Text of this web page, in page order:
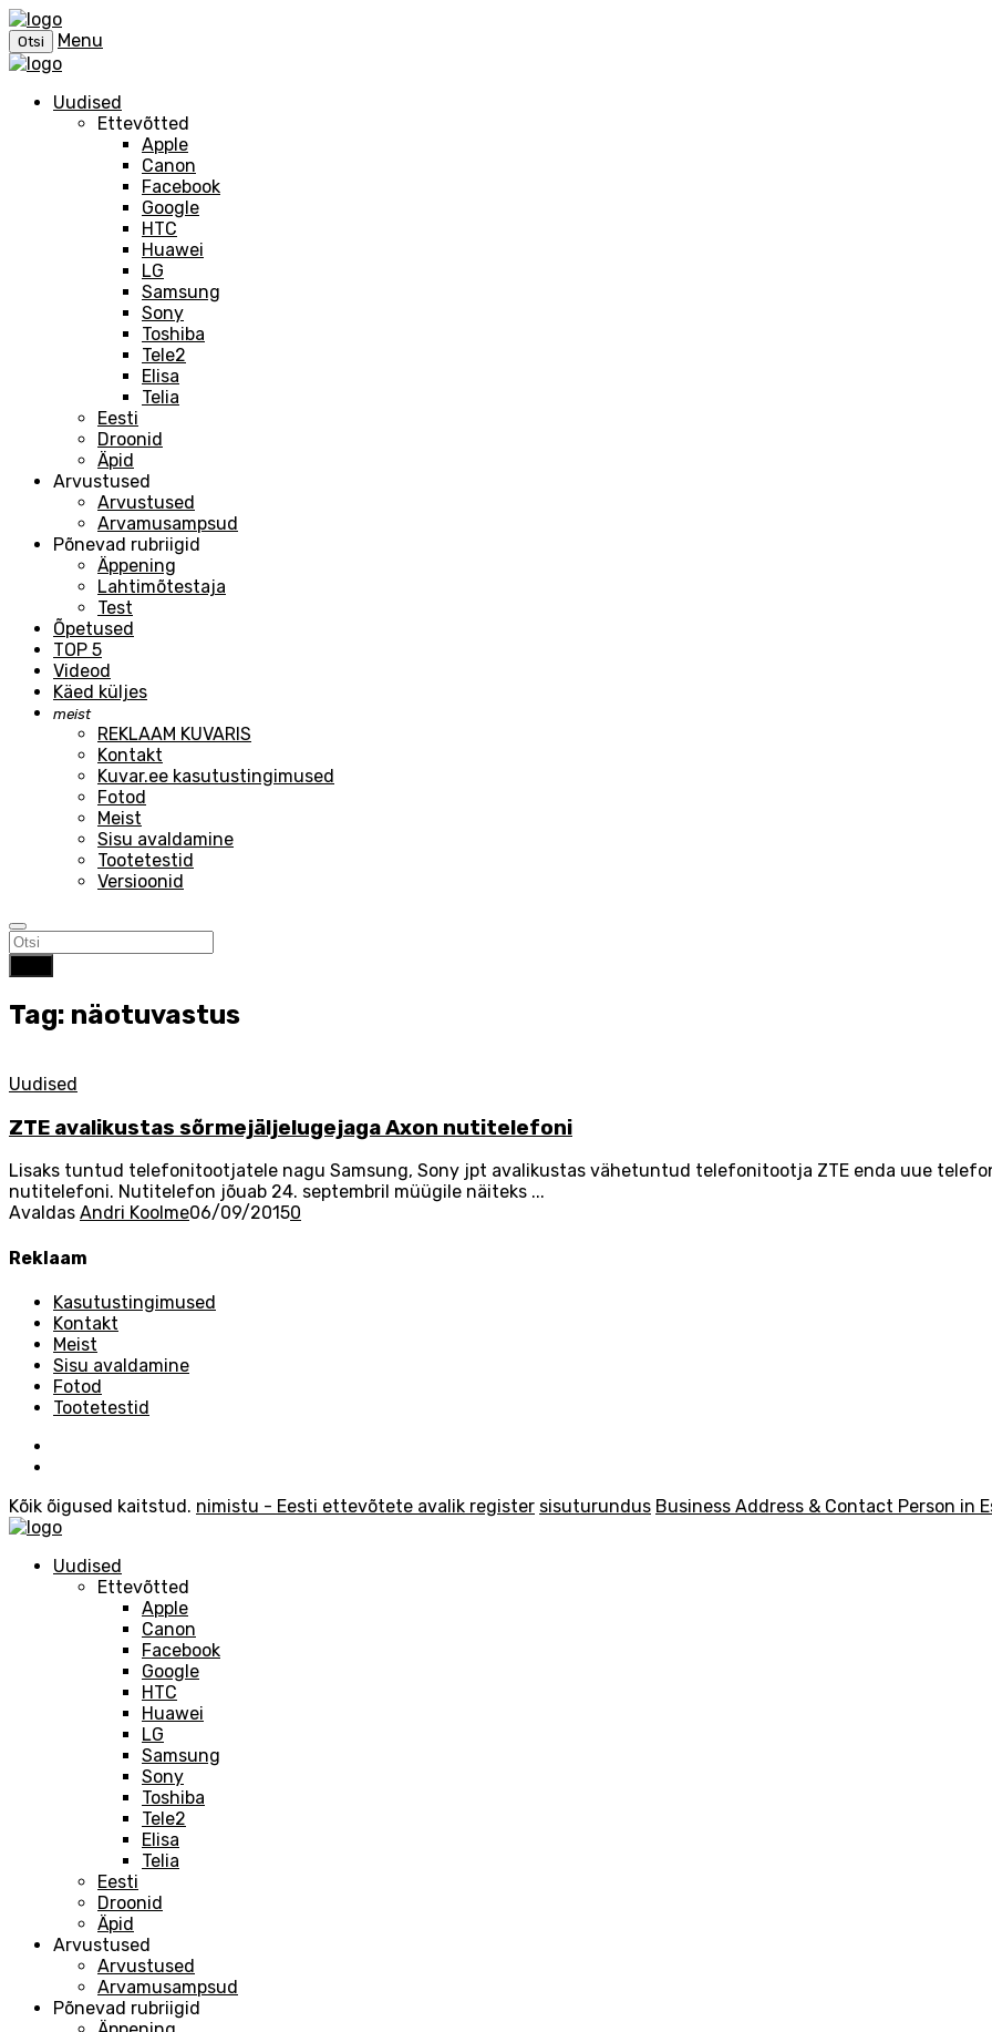
Otsi Menu
Uudised
Ettevõtted
Apple
Canon
Facebook
Google
HTC
Huawei
LG
Samsung
Sony
Toshiba
Tele2
Elisa
Telia
Eesti
Droonid
Äpid
Arvustused
Arvustused
Arvamusampsud
Põnevad rubriigid
Äppening
Lahtimõtestaja
Test
Õpetused
TOP 5
Videod
Käed küljes
meist
REKLAAM KUVARIS
Kontakt
Kuvar.ee kasutustingimused
Fotod
Meist
Sisu avaldamine
Tootetestid
Versioonid
Tag: näotuvastus
Uudised
ZTE avalikustas sõrmejäljelugejaga Axon nutitelefoni
Lisaks tuntud telefonitootjatele nagu Samsung, Sony jpt avalikustas vähetuntud telefonitootja ZTE enda uue
nutitelefoni. Nutitelefon jõuab 24. septembril müügile näiteks ...
Avaldas Andri Koolme06/09/20150
Reklaam
Kasutustingimused
Kontakt
Meist
Sisu avaldamine
Fotod
Tootetestid
Kõik õigused kaitstud. nimistu - Eesti ettevõtete avalik register sisuturundus Business Address & Contact Person in
Uudised
Ettevõtted
Apple
Canon
Facebook
Google
HTC
Huawei
LG
Samsung
Sony
Toshiba
Tele2
Elisa
Telia
Eesti
Droonid
Äpid
Arvustused
Arvustused
Arvamusampsud
Põnevad rubriigid